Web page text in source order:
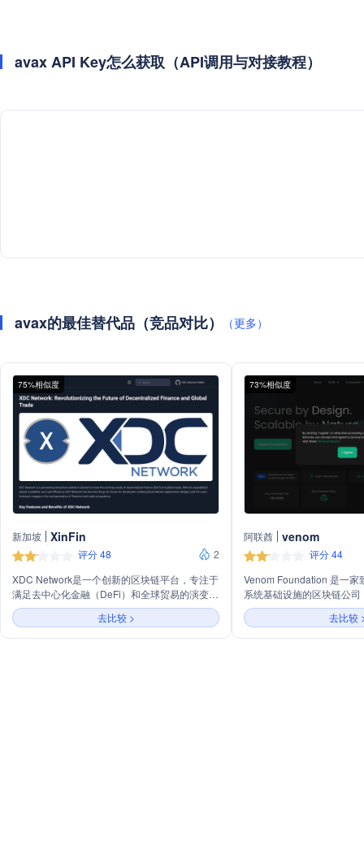
avax API Key怎么获取（API调用与对接教程）
avax的最佳替代品（竞品对比） （更多）
75%相似度
新加坡 XinFin
评分 48
2
XDC Network是一个创新的区块链平台，专注于
满足去中心化金融（DeFi）和全球贸易的演变需
求。它以无与伦比的速度、可扩展性和成本效
率，成为开发者创建去中心化应用（DApps）和
用户参与下一代金融和贸易生态系统的首选。
去比较 >
73%相似度
阿联酋 venom
评分 44
Venom Foundation 是一家
系统基础设施的区块链公
去中心化应用和跨链交易
以高效率、可扩展性和异
持开发者快速构建Web3应
去比较